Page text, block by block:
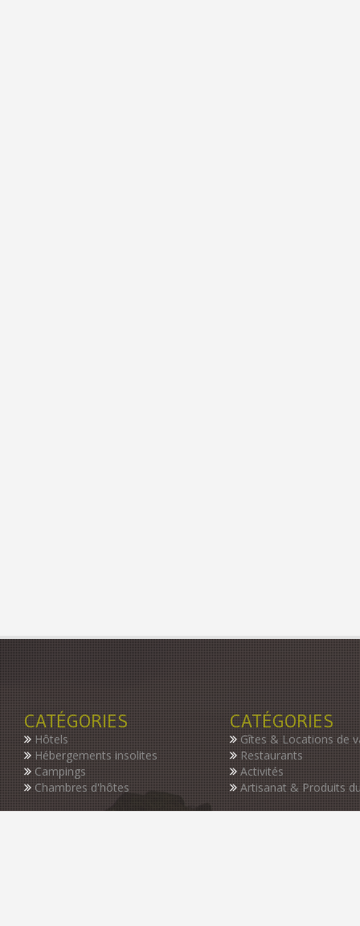
CATÉGORIES
Hôtels
Hébergements insolites
Campings
Chambres d'hôtes
CATÉGORIES
Gîtes & Locations de
Restaurants
Activités
Artisanat & Produits